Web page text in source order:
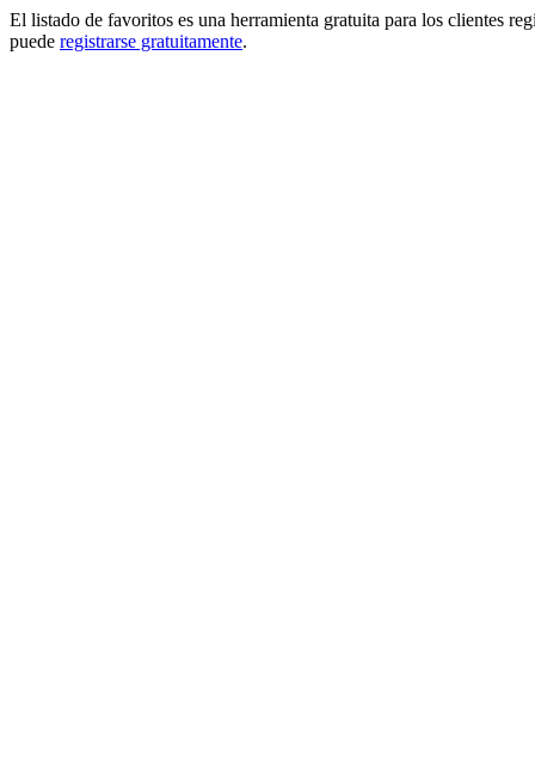
El listado de favoritos es una herramienta gratuita para los clientes
puede registrarse gratuitamente.